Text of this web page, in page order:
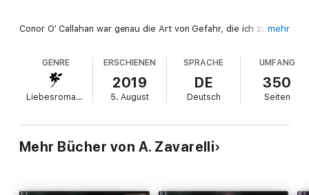
Conor O' Callahan war genau die Art von Gefahr, die ich zu
zynisch, kalt und wirklich launisch.
Du kannst dir also meine Überraschung vorstellen, als er mir
verlieren.
überleben, und dazu gehört auch, einen Gangster zu heiraten.
mehr
GENRE
Liebesromane
ERSCHIENEN
2019
5. August
SPRACHE
DE
Deutsch
UMFANG
350
Seiten
Mehr Bücher von A. Zavarelli